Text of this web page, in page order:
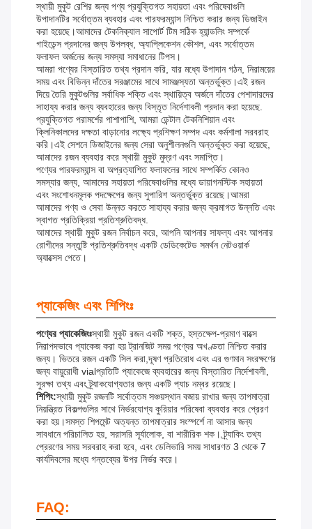
স্থায়ী মুকুট রেশির জন্য পণ্য প্রযুক্তিগত সহায়তা এবং পরিষেবাগুলি
উপাদানটির সর্বোত্তম ব্যবহার এবং পারফরম্যান্স নিশ্চিত করার জন্য ডিজাইন
করা হয়েছে।আমাদের টেকনিক্যাল সাপোর্ট টিম সঠিক হ্যান্ডলিং সম্পর্কে
গাইডেন্স প্রদানের জন্য উপলব্ধ, অ্যাপ্লিকেশন কৌশল, এবং সর্বোত্তম
ফলাফল অর্জনের জন্য সমস্যা সমাধানের টিপস।
আমরা পণ্যের বিস্তারিত তথ্য প্রদান করি, যার মধ্যে উপাদান গঠন, নিরাময়ের
সময় এবং বিভিন্ন দাঁতের সরঞ্জামের সাথে সামঞ্জস্যতা অন্তর্ভুক্ত।এই রজন
দিয়ে তৈরি মুকুটগুলির সর্বাধিক শক্তি এবং স্থায়িত্ব অর্জনে দাঁতের পেশাদারদের
সাহায্য করার জন্য ব্যবহারের জন্য বিস্তৃত নির্দেশাবলী প্রদান করা হয়েছে.
প্রযুক্তিগত পরামর্শের পাশাপাশি, আমরা ডেন্টাল টেকনিশিয়ান এবং
ক্লিনিকালদের দক্ষতা বাড়ানোর লক্ষ্যে প্রশিক্ষণ সম্পদ এবং কর্মশালা সরবরাহ
করি।এই সেশনে ডিজাইনের জন্য সেরা অনুশীলনগুলি অন্তর্ভুক্ত করা হয়েছে,
আমাদের রজন ব্যবহার করে স্থায়ী মুকুট মুদ্রণ এবং সমাপ্তি।
পণ্যের পারফরম্যান্স বা অপ্রত্যাশিত ফলাফলের সাথে সম্পর্কিত কোনও
সমস্যার জন্য, আমাদের সহায়তা পরিষেবাগুলির মধ্যে ডায়াগনস্টিক সহায়তা
এবং সংশোধনমূলক পদক্ষেপের জন্য সুপারিশ অন্তর্ভুক্ত রয়েছে।আমরা
আমাদের পণ্য ও সেবা উন্নত করতে সাহায্য করার জন্য ক্রমাগত উন্নতি এবং
স্বাগত প্রতিক্রিয়া প্রতিশ্রুতিবদ্ধ.
আমাদের স্থায়ী মুকুট রজন নির্বাচন করে, আপনি আপনার সাফল্য এবং আপনার
রোগীদের সন্তুষ্টি প্রতিশ্রুতিবদ্ধ একটি ডেডিকেটেড সমর্থন নেটওয়ার্ক
অ্যাক্সেস পেতে।
প্যাকেজিং এবং শিপিংঃ
পণ্যের প্যাকেজিংঃস্থায়ী মুকুট রজন একটি শক্ত, হস্তক্ষেপ-প্রমাণ বাক্সে
নিরাপদভাবে প্যাকেজ করা হয় ট্রানজিট সময় পণ্যের অখণ্ডতা নিশ্চিত করার
জন্য। ভিতরে রজন একটি সিল করা,দূষণ প্রতিরোধ এবং এর গুণমান সংরক্ষণের
জন্য বায়ুরোধী vialপ্রতিটি প্যাকেজে ব্যবহারের জন্য বিস্তারিত নির্দেশাবলী,
সুরক্ষা তথ্য এবং ট্র্যাকযোগ্যতার জন্য একটি প্যাচ নম্বর রয়েছে।
শিপিং:স্থায়ী মুকুট রজনটি সর্বোত্তম সঞ্চয়স্থান বজায় রাখার জন্য তাপমাত্রা
নিয়ন্ত্রিত বিকল্পগুলির সাথে নির্ভরযোগ্য কুরিয়ার পরিষেবা ব্যবহার করে প্রেরণ
করা হয়।সমস্ত শিপমেন্ট অত্যন্ত তাপমাত্রার সংস্পর্শে না আসার জন্য
সাবধানে পরিচালিত হয়, সরাসরি সূর্যালোক, বা শারীরিক শক। ট্র্যাকিং তথ্য
প্রেরণের সময় সরবরাহ করা হবে, এবং ডেলিভারি সময় সাধারণত 3 থেকে 7
কার্যদিবসের মধ্যে গন্তব্যের উপর নির্ভর করে।
FAQ: